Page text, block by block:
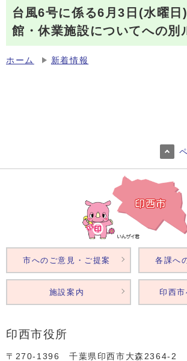
台風6号に係る6月3日(水曜日
館・休業施設についてへの別
ホーム 新着情報
印西市役所
〒270-1396 千葉県印西市大森2364‐2
市へのご意見・ご提案 各課へ
施設案内 印西